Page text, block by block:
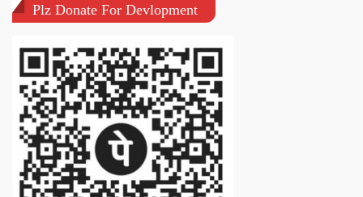
Plz Donate For Devlopment